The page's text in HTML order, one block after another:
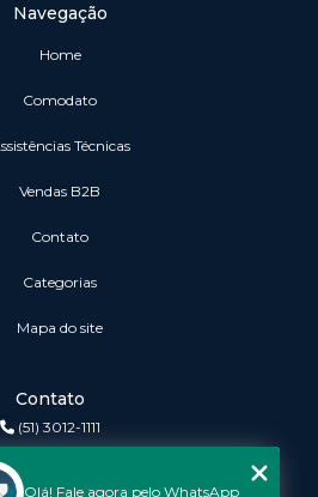
Navegação
Home
Comodato
Assistências Técnicas
vendas B2B
Contato
Categorias
Mapa do site
Contato
(51) 3012-1111
Olá! Fale agora pelo WhatsApp